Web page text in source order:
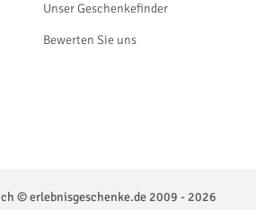
Unser Geschenkefinder
Bewerten Sie uns
© erlebnisgeschenke.de 2009 - 2026